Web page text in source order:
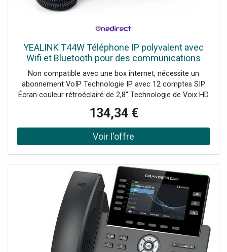
YEALINK T44W Téléphone IP polyvalent avec
Wifi et Bluetooth pour des communications
professionnelles toujours claires.
Non compatible avec une box internet, nécessite un
abonnement VoIP Technologie IP avec 12 comptes SIP
Écran couleur rétroéclairé de 2,8'' Technologie de Voix HD
Bluetooth 4.2 : ajoutez un casque sans-fil ! Wi-Fi bi-bande
(2,4G et 5G) intégré Prend en charge les modules
d'extension
134,34 €